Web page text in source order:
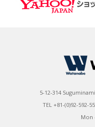
5-12-314
TEL +81-(0)92-
Mon